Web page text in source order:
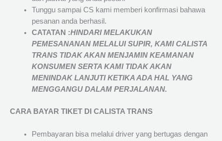
Tunggu sampai CS kami memberi konfirmasi bahawa
pesanan anda berhasil.
CATATAN :HINDARI MELAKUKAN
PEMESANANAN MELALUI SUPIR, KAMICALISTA
TRANSTIDAK AKAN MENJAMINKEAMANAN
KONSUMEN SERTA KAMI TIDAK AKAN
MENINDAK LANJUTI KETIKA ADA HAL YANG
MENGGANGU DALAM PERJALANAN.
CARA BAYAR TIKET DI CALISTA TRANS
Pembayaran bisa melalui driver yang bertugas dengan